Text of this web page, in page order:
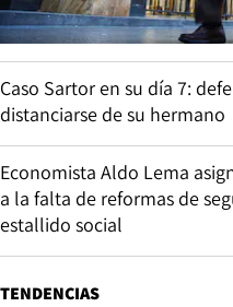
Caso Sartor en su día 7:
distanciarse de su hermano
Economista Aldo Lema
a la falta de reformas de
estallido social
TENDENCIAS